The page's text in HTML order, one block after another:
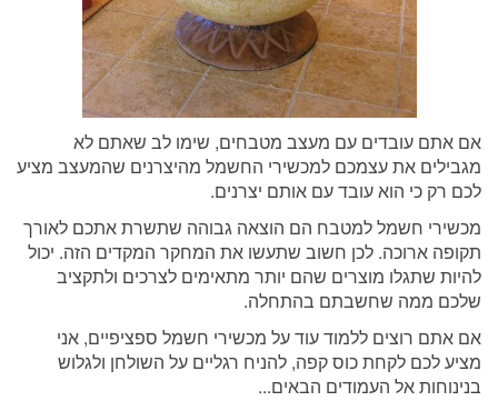
אם אתם עובדים עם מעצב מטבחים, שימו לב שאתם לא
מגבילים את עצמכם למכשירי החשמל מהיצרנים שהמעצב מציע
לכם רק כי הוא עובד עם אותם יצרנים.
מכשירי חשמל למטבח הם הוצאה גבוהה שתשרת אתכם לאורך
תקופה ארוכה. לכן חשוב שתעשו את המחקר המקדים הזה. יכול
להיות שתגלו מוצרים שהם יותר מתאימים לצרכים ולתקציב
שלכם ממה שחשבתם בהתחלה.
אם אתם רוצים ללמוד עוד על מכשירי חשמל ספציפיים, אני
מציע לכם לקחת כוס קפה, להניח רגליים על השולחן ולגלוש
בנינוחות אל העמודים הבאים...